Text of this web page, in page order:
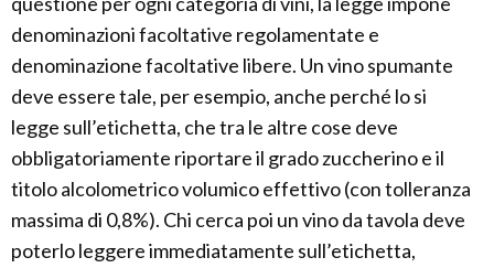
denominazioni facoltative regolamentate e
denominazione facoltative libere. Un vino spumante
deve essere tale, per esempio, anche perché lo si
legge sull’etichetta, che tra le altre cose deve
obbligatoriamente riportare il grado zuccherino e il
titolo alcolometrico volumico effettivo (con tolleranza
massima di 0,8%). Chi cerca poi un vino da tavola deve
poterlo leggere immediatamente sull’etichetta,